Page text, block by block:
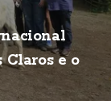
Claros e o